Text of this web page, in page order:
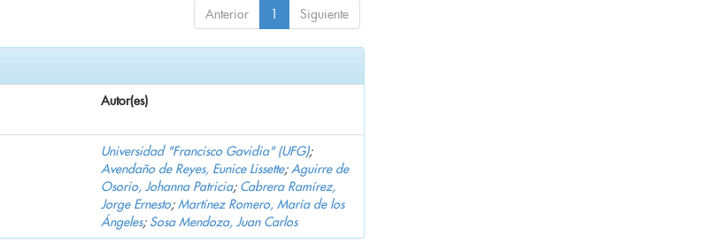
Anterior 1 Siguiente
Autor(es)
Universidad "Francisco Gavidia" (UFG);
Avendaño de Reyes, Eunice Lissette;Aguirre de
Osorio, Johanna Patricia; Cabrera Ramírez,
Jorge Ernesto;Martínez Romero, María de los
Ángeles; Sosa Mendoza, Juan Carlos